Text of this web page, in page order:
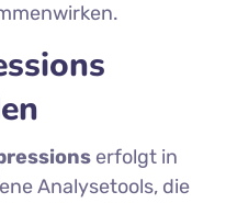
erfolgt in
Analysetools, die